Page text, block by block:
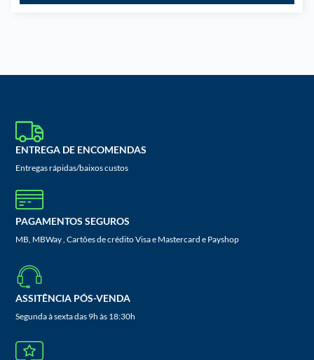
ENTREGA DE ENCOMENDAS
Entregas rápidas/baixos custos
PAGAMENTOS SEGUROS
MB, MBWay , Cartões de crédito Visa e Mastercard e Payshop
ASSITÊNCIA PÓS-VENDA
Segunda à sexta das 9h às 18:30h